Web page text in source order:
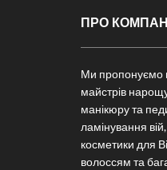
ПРО
Ми пропонуємо
майстрів
манікюру та
ламінування
косметики для
волоссям та